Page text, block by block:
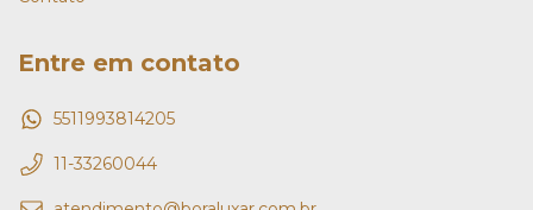
Entre em contato
5511993814205
11-33260044